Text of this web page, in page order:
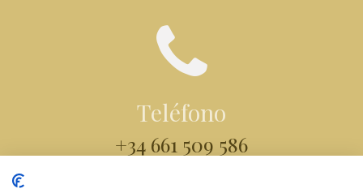
Teléfono
+34 661 509 586